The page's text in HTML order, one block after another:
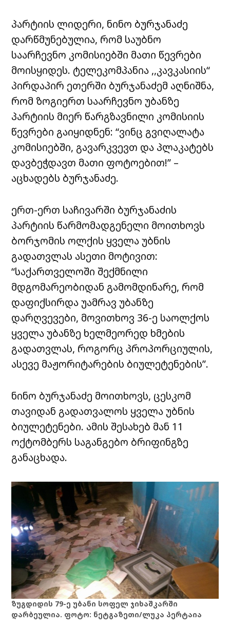
პარტიის ლიდერი, ნინო ბურჯანაძე
დარწმუნებულია, რომ საუბნო
საარჩევნო კომისიებში მათი წევრები
მოისყიდეს. ტელეკომპანია ,,კავკასიის“
პირდაპირ ეთერში ბურჯანაძემ აღნიშნა,
რომ ზოგიერთ საარჩევნო უბანზე
პარტიის მიერ წარგზავნილი კომისიის
წევრები გაიყიდნენ: “ვინც გვიღალატა
კომისიებში, გავარკვევთ და პლაკატებს
დავბეჭდავთ მათი ფოტოებით!” –
აცხადებს ბურჯანაძე.
ერთ-ერთ საჩივარში ბურჯანაძის
პარტიის წარმომადგენელი მოითხოვს
ბორჯომის ოლქის ყველა უბნის
გადათვლას ასეთი მოტივით:
“საქართველოში შექმნილი
მდგომარეობიდან გამომდინარე, რომ
დაფიქსირდა უამრავ უბანზე
დარღვევები, მოვითხოვ 36-ე საოლქოს
ყველა უბანზე ხელმეორედ ხმების
გადათვლას, როგორც პროპორციულის,
ასევე მაჟორიტარების ბიულეტენების”.
ნინო ბურჯანაძე მოითხოვს, ცესკომ
თავიდან გადათვალოს ყველა უბნის
ბიულეტენები. ამის შესახებ მან 11
ოქტომბერს საგანგებო ბრიფინგზე
განაცხადა.
ზუგდიდის 79-ე უბანი სოფელ ჯიხაშკარში
დარბეულია. ფოტო: ნეტგაზეთი/ლუკა პერტაია